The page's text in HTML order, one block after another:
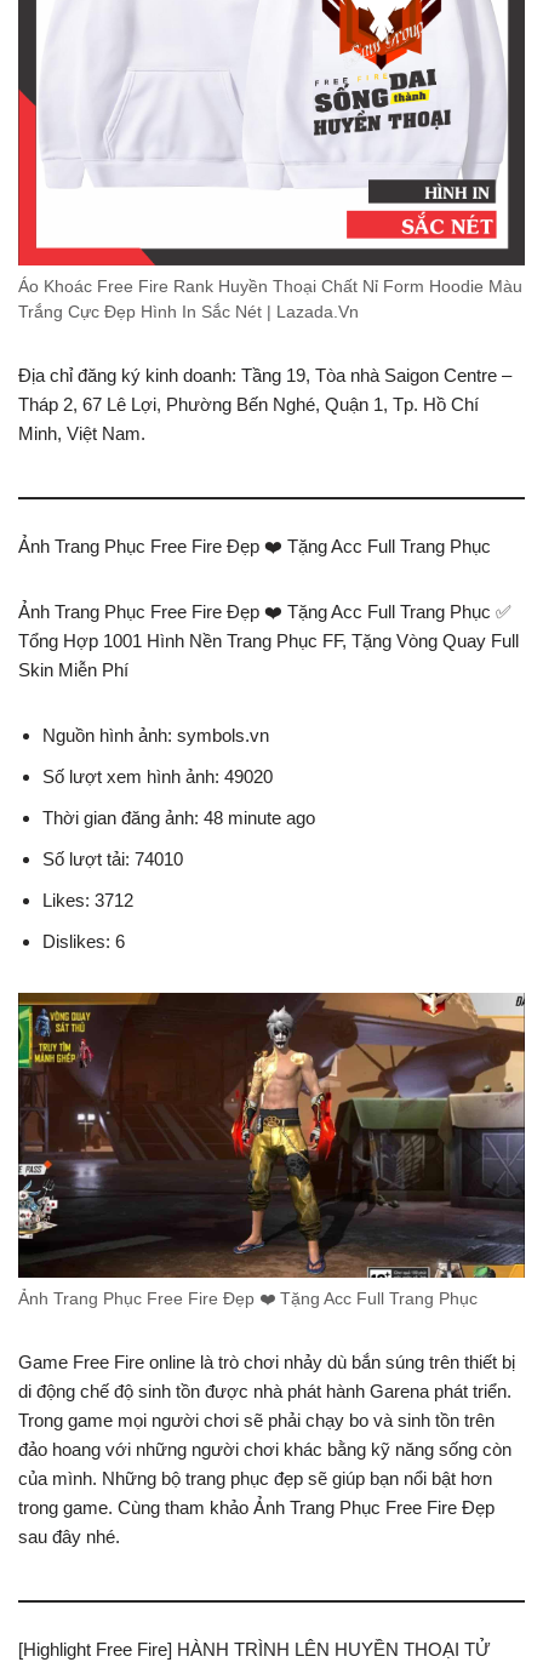
Áo Khoác Free Fire Rank Huyền Thoại Chất Nỉ Form Hoodie Màu
Trắng Cực Đẹp Hình In Sắc Nét | Lazada.Vn
Địa chỉ đăng ký kinh doanh: Tầng 19, Tòa nhà Saigon Centre –
Tháp 2, 67 Lê Lợi, Phường Bến Nghé, Quận 1, Tp. Hồ Chí
Minh, Việt Nam.
Ảnh Trang Phục Free Fire Đẹp ❤️ Tặng Acc Full Trang Phục
Ảnh Trang Phục Free Fire Đẹp ❤️ Tặng Acc Full Trang Phục ✅
Tổng Hợp 1001 Hình Nền Trang Phục FF, Tặng Vòng Quay Full
Skin Miễn Phí
Nguồn hình ảnh: symbols.vn
Số lượt xem hình ảnh: 49020
Thời gian đăng ảnh: 48 minute ago
Số lượt tải: 74010
Likes: 3712
Dislikes: 6
Ảnh Trang Phục Free Fire Đẹp ❤️ Tặng Acc Full Trang Phục
Game Free Fire online là trò chơi nhảy dù bắn súng trên thiết bị
di động chế độ sinh tồn được nhà phát hành Garena phát triển.
Trong game mọi người chơi sẽ phải chạy bo và sinh tồn trên
đảo hoang với những người chơi khác bằng kỹ năng sống còn
của mình. Những bộ trang phục đẹp sẽ giúp bạn nổi bật hơn
trong game. Cùng tham khảo Ảnh Trang Phục Free Fire Đẹp
sau đây nhé.
[Highlight Free Fire] HÀNH TRÌNH LÊN HUYỀN THOẠI TỬ